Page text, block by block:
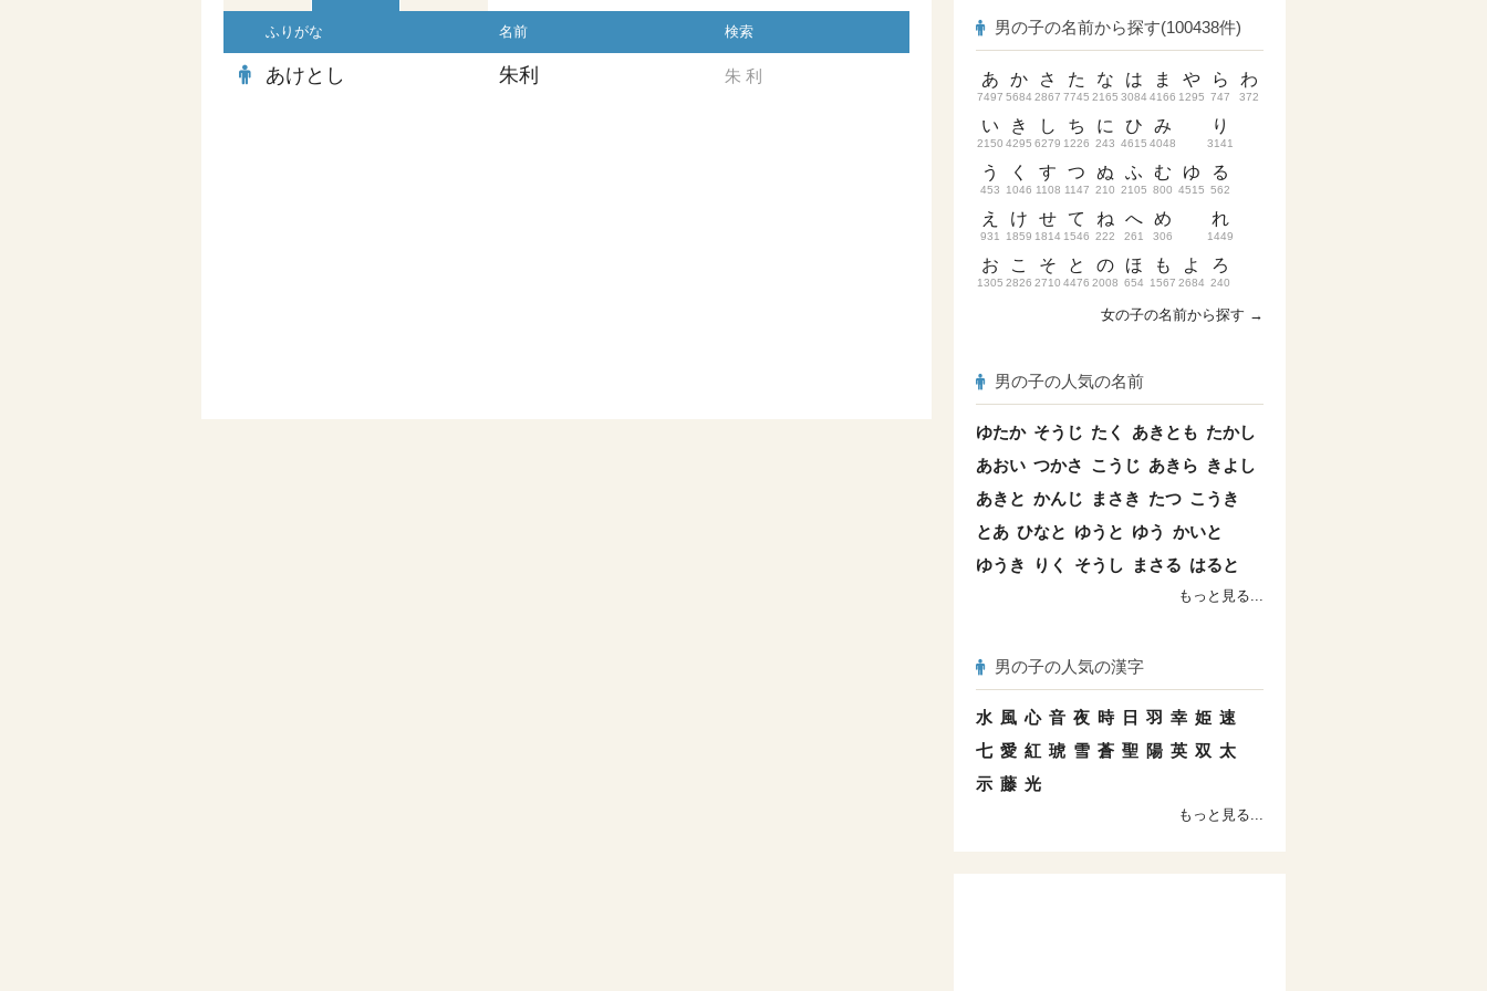
ふりがな 名前 検索
あけとし 朱利 朱 利
男の子の名前から探す(100438件)
あ
7497
い
2150
う
453
え
931
お
1305
か
5684
き
4295
く
1046
け
1859
こ
2826
さ
2867
し
6279
す
1108
せ
1814
そ
2710
た
7745
ち
1226
つ
1147
て
1546
と
4476
な
2165
に
243
ぬ
210
ね
222
の
2008
は
3084
ひ
4615
ふ
2105
へ
261
ほ
654
ま
4166
み
4048
む
800
め
306
も
1567
や
1295
ゆ
4515
よ
2684
ら
747
り
3141
る
562
れ
1449
ろ
240
わ
372
女の子の名前から探す →
男の子の人気の名前
ゆたか そうじ たく あきとも たかし
あおい つかさ こうじ あきら きよし
あきと かんじ まさき たつ こうき
とあ ひなと ゆうと ゆう かいと
ゆうき
りく そうし まさる はると
もっと見る...
男の子の人気の漢字
水 風 心 音 夜 時 日 羽 幸 姫 速
七 愛 紅 琥 雪 蒼 聖 陽 英 双 太
示 藤 光
もっと見る...